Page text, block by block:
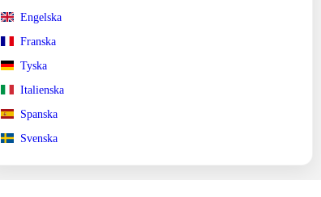
Engelska
Franska
Tyska
Italienska
Spanska
Svenska